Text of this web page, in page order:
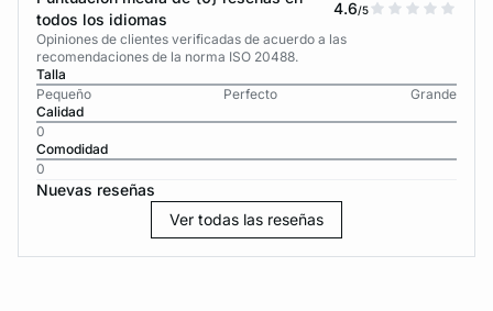
todos los idiomas
4.6/5
Opiniones de clientes verificadas de acuerdo a las
recomendaciones de la norma ISO 20488.
Talla
Pequeño
Perfecto
Grande
Calidad
0
Comodidad
0
Nuevas reseñas
Ver todas las reseñas